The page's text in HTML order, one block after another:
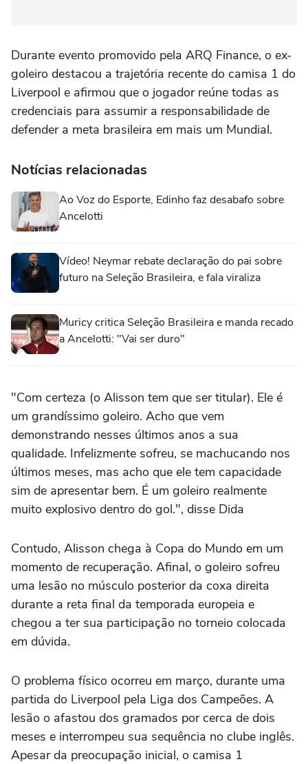
Durante evento promovido pela ARQ Finance, o ex-
goleiro destacou a trajetória recente do camisa 1 do
Liverpool e afirmou que o jogador reúne todas as
credenciais para assumir a responsabilidade de
defender a meta brasileira em mais um Mundial.
Notícias relacionadas
Ao Voz do Esporte, Edinho faz desabafo sobre
Ancelotti
Vídeo! Neymar rebate declaração do pai sobre
futuro na Seleção Brasileira, e fala viraliza
Muricy critica Seleção Brasileira e manda recado
a Ancelotti: "Vai ser duro"
"Com certeza (o Alisson tem que ser titular). Ele é
um grandíssimo goleiro. Acho que vem
demonstrando nesses últimos anos a sua
qualidade. Infelizmente sofreu, se machucando nos
últimos meses, mas acho que ele tem capacidade
sim de apresentar bem. É um goleiro realmente
muito explosivo dentro do gol.", disse Dida
Contudo, Alisson chega à Copa do Mundo em um
momento de recuperação. Afinal, o goleiro sofreu
uma lesão no músculo posterior da coxa direita
durante a reta final da temporada europeia e
chegou a ter sua participação no torneio colocada
em dúvida.
O problema físico ocorreu em março, durante uma
partida do Liverpool pela Liga dos Campeões. A
lesão o afastou dos gramados por cerca de dois
meses e interrompeu sua sequência no clube inglês.
Apesar da preocupação inicial, o camisa 1